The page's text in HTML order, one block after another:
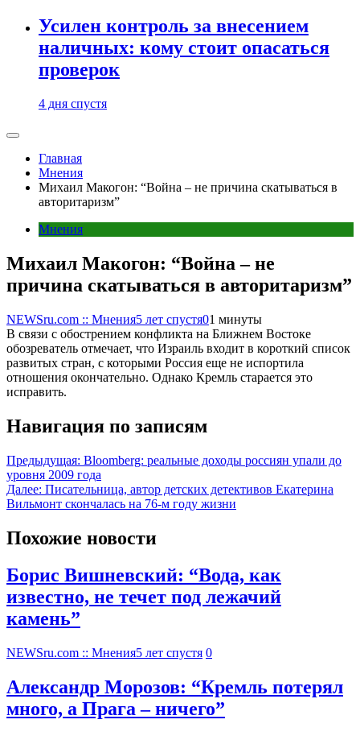
Усилен контроль за внесением
наличных: кому стоит опасаться
проверок
4 дня спустя
Главная
Мнения
Михаил Макогон: “Война – не причина скатываться в
авторитаризм”
Мнения
Михаил Макогон: “Война – не
причина скатываться в авторитаризм”
NEWSru.com :: Мнения5 лет спустя01 минуты
В связи с обострением конфликта на Ближнем Востоке
обозреватель отмечает, что Израиль входит в короткий список
развитых стран, с которыми Россия еще не испортила
отношения окончательно. Однако Кремль старается это
исправить.
Навигация по записям
Предыдущая: Bloomberg: реальные доходы россиян упали до
уровня 2009 года
Далее: Писательница, автор детских детективов Екатерина
Вильмонт скончалась на 76-м году жизни
Похожие новости
Борис Вишневский: “Вода, как
известно, не течет под лежачий
камень”
NEWSru.com :: Мнения5 лет спустя 0
Александр Морозов: “Кремль потерял
много, а Прага – ничего”